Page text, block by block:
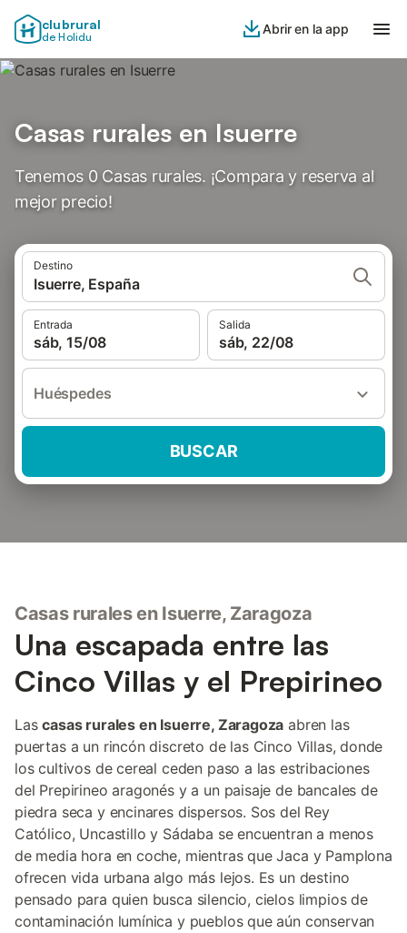
clubrural
de Holidu
Abrir en la app
Casas rurales en Isuerre
Tenemos 0 Casas rurales. ¡Compara y reserva al
mejor precio!
Destino
Isuerre, España
Entrada
sáb, 15/08
Salida
sáb, 22/08
Huéspedes
BUSCAR
Casas rurales en Isuerre, Zaragoza
Una escapada entre las
Cinco Villas y el Prepirineo
Lascasas rurales en Isuerre, Zaragoza abren las
puertas a un rincón discreto de las Cinco Villas, donde
los cultivos de cereal ceden paso a las estribaciones
del Prepirineo aragonés y a un paisaje de bancales de
piedra seca y encinares dispersos. Sos del Rey
Católico, Uncastillo y Sádaba se encuentran a menos
de media hora en coche, mientras que Jaca y Pamplona
ofrecen vida urbana algo más lejos. Es un destino
pensado para quien busca silencio, cielos limpios de
contaminación lumínica y pueblos que aún conservan